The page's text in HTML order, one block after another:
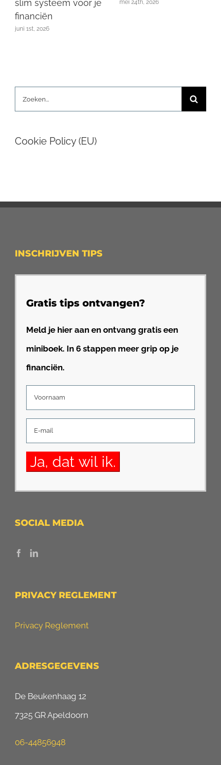
slim systeem voor je
financiën
juni 1st, 2026
mei 24th, 2026
Zoeken
naar:
Cookie Policy (EU)
INSCHRIJVEN TIPS
Gratis tips ontvangen?
Meld je hier aan en ontvang gratis een
miniboek. In 6 stappen meer grip op je
financiën.
SOCIAL MEDIA
PRIVACY REGLEMENT
Privacy Reglement
ADRESGEGEVENS
De Beukenhaag 12
7325 GR Apeldoorn
06-44856948